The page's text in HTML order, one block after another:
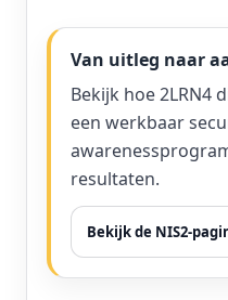
Van uitleg naar
Bekijk hoe 2LRN4
een werkbaar
resultaten.
Bekijk de NIS2-